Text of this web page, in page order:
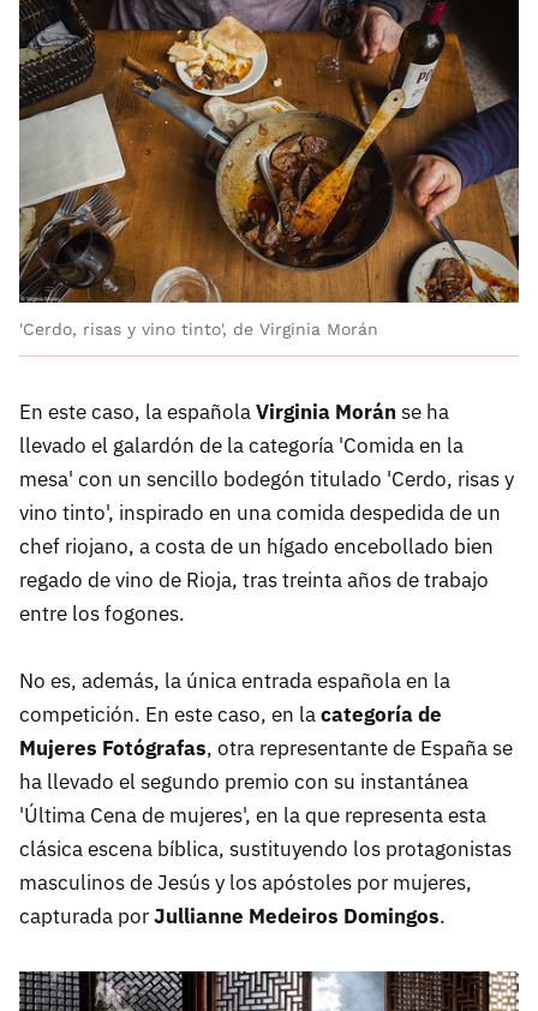
'Cerdo, risas y vino tinto', de Virginia Morán
En este caso, la españolaVirginia Morán se ha
llevado el galardón de la categoría 'Comida en la
mesa' con un sencillo bodegón titulado 'Cerdo, risas y
vino tinto', inspirado en una comida despedida de un
chef riojano, a costa de un hígado encebollado bien
regado de vino de Rioja, tras treinta años de trabajo
entre los fogones.
No es, además, la única entrada española en la
competición. En este caso, en lacategoría de
Mujeres Fotógrafas, otra representante de España se
ha llevado el segundo premio con su instantánea
'Última Cena de mujeres', en la que representa esta
clásica escena bíblica, sustituyendo los protagonistas
masculinos de Jesús y los apóstoles por mujeres,
capturada porJullianne Medeiros Domingos.